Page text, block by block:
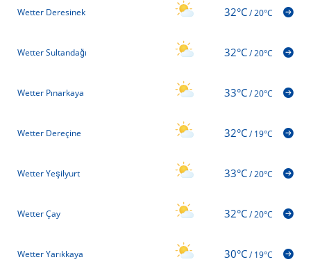
Wetter Deresinek 32°C/20°C
Wetter Sultandağı 32°C/20°C
Wetter Pınarkaya 33°C/20°C
Wetter Dereçine 32°C/19°C
Wetter Yeşilyurt 33°C/20°C
Wetter Çay 32°C/20°C
Wetter Yarıkkaya 30°C/19°C